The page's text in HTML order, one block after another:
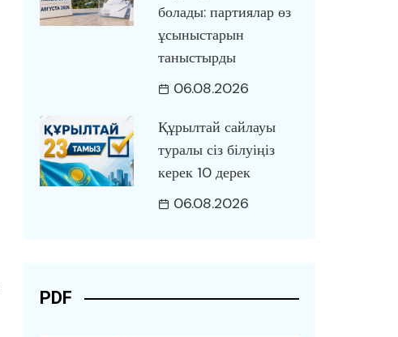
болады: партиялар өз
ұсыныстарын
таныстырды
06.08.2026
Құрылтай сайлауы
туралы сіз білуіңіз
керек 10 дерек
06.08.2026
PDF